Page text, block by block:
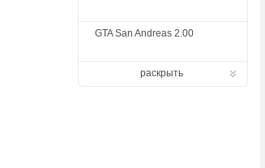
GTA San Andreas 2.00
раскрыть